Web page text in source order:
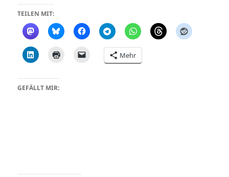
TEILEN MIT:
Mehr
GEFÄLLT MIR: